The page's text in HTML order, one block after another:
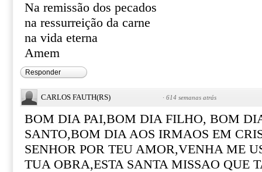
Na remissão dos pecados
na ressurreição da carne
na vida eterna
Amem
Responder
CARLOS FAUTH(RS) · 614 semanas atrás
BOM DIA PAI,BOM DIA FILHO, BOM
SANTO,BOM DIA AOS IRMAOS EM
SENHOR POR TEU AMOR,VENHA ME
TUA OBRA,ESTA SANTA MISSAO QUE